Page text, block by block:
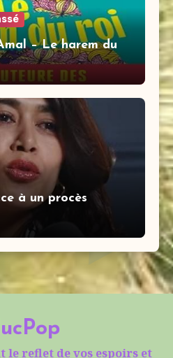
– Le harem du
à un procès
le reflet de vos espoirs et